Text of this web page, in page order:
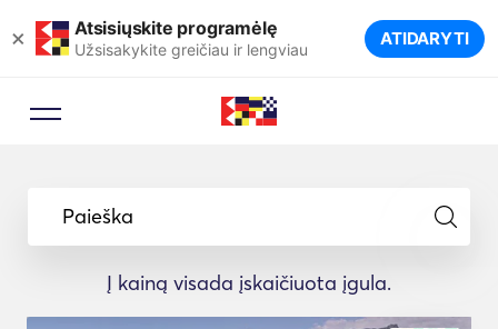
× Atsisiųskite programėlę
Užsisakykite greičiau ir lengviau ATIDARYTI
Paieška
Į kainą visada įskaičiuota įgula.